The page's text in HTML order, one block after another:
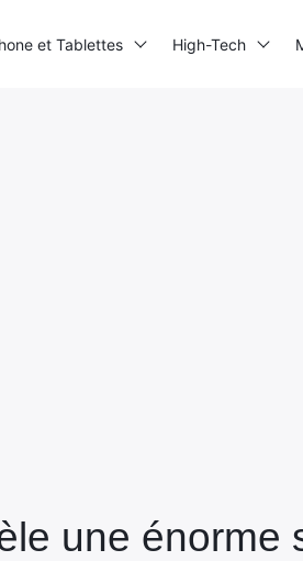
une énorme
et Tablettes High-Tech